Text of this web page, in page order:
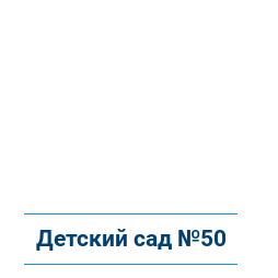
Детский сад №50